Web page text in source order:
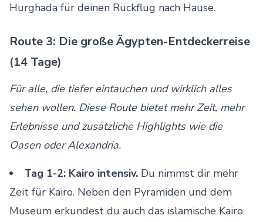
Hurghada für deinen Rückflug nach Hause.
Route 3: Die große Ägypten-Entdeckerreise
(14 Tage)
Für alle, die tiefer eintauchen und wirklich alles
sehen wollen. Diese Route bietet mehr Zeit, mehr
Erlebnisse und zusätzliche Highlights wie die
Oasen oder Alexandria.
Tag 1-2: Kairo intensiv. Du nimmst dir mehr
Zeit für Kairo. Neben den Pyramiden und dem
Museum erkundest du auch das islamische Kairo